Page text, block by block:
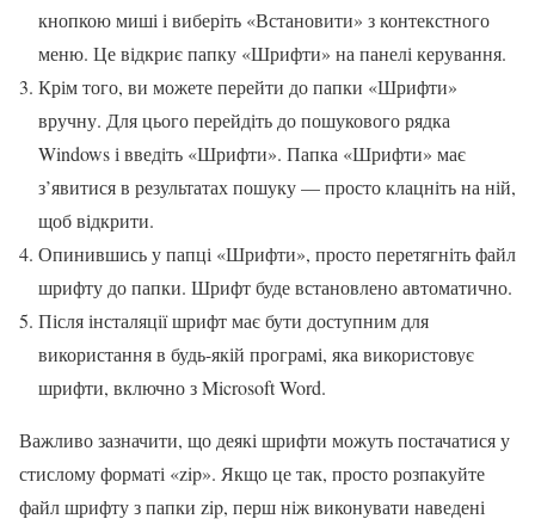
кнопкою миші і виберіть «Встановити» з контекстного
меню. Це відкриє папку «Шрифти» на панелі керування.
Крім того, ви можете перейти до папки «Шрифти»
вручну. Для цього перейдіть до пошукового рядка
Windows і введіть «Шрифти». Папка «Шрифти» має
з’явитися в результатах пошуку — просто клацніть на ній,
щоб відкрити.
Опинившись у папці «Шрифти», просто перетягніть файл
шрифту до папки. Шрифт буде встановлено автоматично.
Після інсталяції шрифт має бути доступним для
використання в будь-якій програмі, яка використовує
шрифти, включно з Microsoft Word.
Важливо зазначити, що деякі шрифти можуть постачатися у
стислому форматі «zip». Якщо це так, просто розпакуйте
файл шрифту з папки zip, перш ніж виконувати наведені